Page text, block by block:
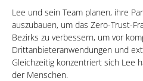
Lee und sein Team planen, ihre
auszubauen, um das Zero-Trust-
Bezirks zu verbessern, um vor
Drittanbieteranwendungen und
Gleichzeitig konzentriert sich Lee
der Menschen.